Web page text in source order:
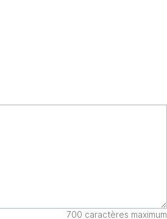
700 caractères maximum